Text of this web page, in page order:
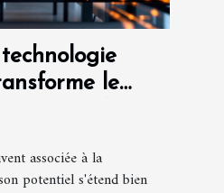
le
associée à la
potentiel s'étend bien